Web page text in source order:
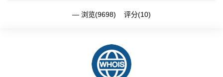
浏览(9698) 评分(10)